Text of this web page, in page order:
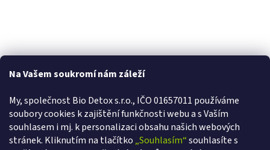
Na Vašem soukromí nám záleží
My, společnost Bio Detox s.r.o., IČO 01657011 používáme
soubory cookies k zajištění funkčnosti webu a s Vaším
souhlasem i mj. k personalizaci obsahu našich webových
stránek. Kliknutím na tlačítko „Souhlasím“souhlasíte s